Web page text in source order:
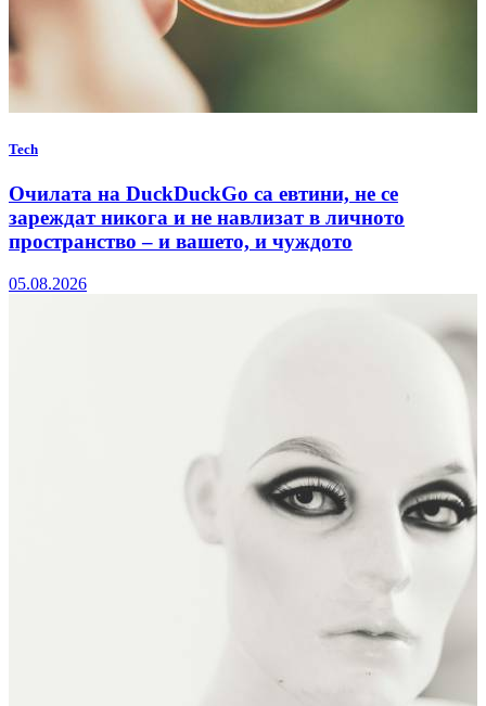
Tech
Очилата на DuckDuckGo са евтини, не се
зареждат никога и не навлизат в личното
пространство – и вашето, и чуждото
05.08.2026